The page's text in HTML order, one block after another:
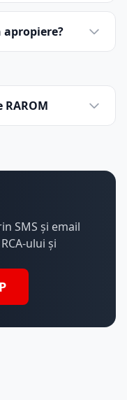
apropiere?
SMS și email
ului și